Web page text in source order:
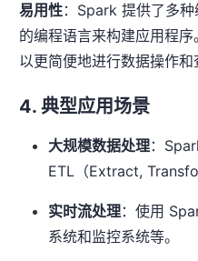
易用性：Spark 提供了多
的编程语言来构建应用程
以更简便地进行数据操作和
4. 典型应用场景
大规模数据处理：
ETL（Extract,
实时流处理：使用
系统和监控系统等。